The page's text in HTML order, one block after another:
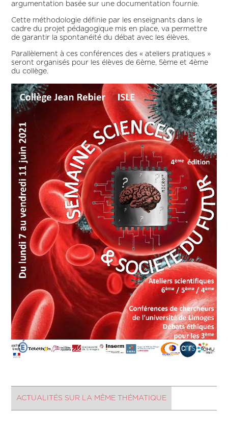
argumentation basée sur une documentation fournie.
Cette méthodologie définie par les enseignants dans le
cadre du projet pédagogique mis en place, va permettre
de garantir la spontanéité du débat avec les élèves.
Parallèlement à ces conférences des « ateliers pratiques »
seront organisés pour les élèves de 6ème, 5ème et 4ème
du collège.
ACTUALITÉS SUR LA MÊME THÉMATIQUE